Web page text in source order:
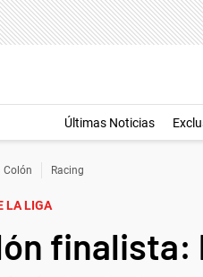
Últimas Noticias
Colón Racing
LA LIGA
finalista: